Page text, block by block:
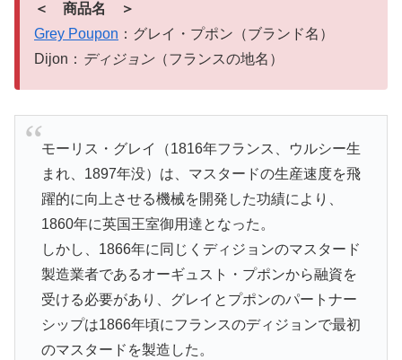
＜ 商品名 ＞
Grey Poupon ：グレイ・プポン（ブランド名）
Dijon： ディジョン（フランスの地名）
モーリス・グレイ（1816年フランス、ウルシー生
まれ、1897年没）は、マスタードの生産速度を飛
躍的に向上させる機械を開発した功績により、
1860年に英国王室御用達となった。
しかし、1866年に同じくディジョンのマスタード
製造業者であるオーギュスト・プポンから融資を
受ける必要があり、グレイとプポンのパートナー
シップは1866年頃にフランスのディジョンで最初
のマスタードを製造した。